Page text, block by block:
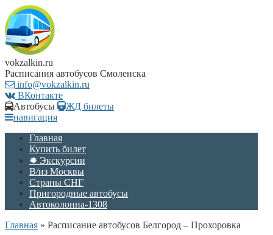
vokzalkin.ru
Расписания автобусов Смоленска
info@vokzalkin.ru
ВКонтакте
Автобусы
ЖД билеты
навигация
Главная
Купить билет
✹ Экскурсии
В/из Москвы
Страны СНГ
Пригородные автобусы
Автоколонна-1308
Главная » Расписание автобусов Белгород – Прохоровка